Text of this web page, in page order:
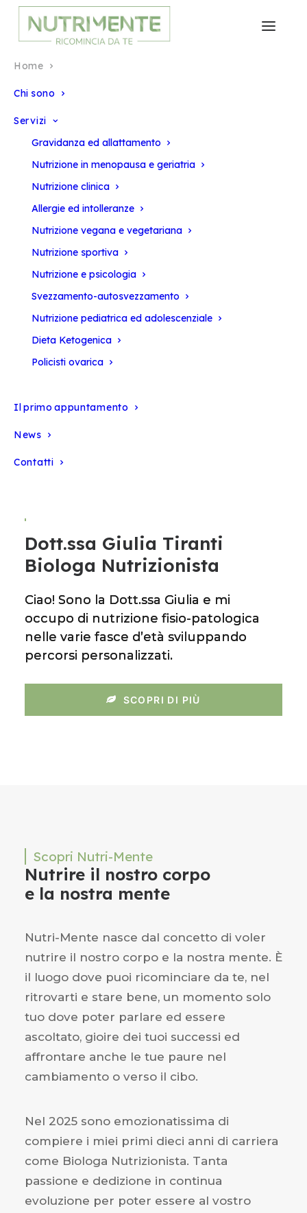
Home
Chi sono
Servizi
Gravidanza ed allattamento
Nutrizione in menopausa e geriatria
Nutrizione clinica
Allergie ed intolleranze
Nutrizione vegana e vegetariana
Nutrizione sportiva
Nutrizione e psicologia
Svezzamento-autosvezzamento
Nutrizione pediatrica ed adolescenziale
Dieta Ketogenica
Policisti ovarica
Il primo appuntamento
News
Contatti
Dott.ssa Giulia Tiranti
Biologa Nutrizionista
Ciao! Sono la Dott.ssa Giulia e mi
occupo di nutrizione fisio-patologica
nelle varie fasce d’età sviluppando
percorsi personalizzati.
SCOPRI DI PIÙ
Scopri Nutri-Mente
Nutrire il nostro corpo
e la nostra mente
Nutri-Mente nasce dal concetto di voler
nutrire il nostro corpo e la nostra mente. È
il luogo dove puoi ricominciare da te, nel
ritrovarti e stare bene, un momento solo
tuo dove poter parlare ed essere
ascoltato, gioire dei tuoi successi ed
affrontare anche le tue paure nel
cambiamento o verso il cibo.
Nel 2025 sono emozionatissima di
compiere i miei primi dieci anni di carriera
come Biologa Nutrizionista. Tanta
passione e dedizione in continua
evoluzione per poter essere al vostro